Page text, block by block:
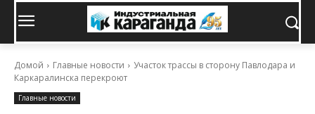
Домой Главные новости
Участок трассы в сторону Павлодара и
Каркаралинска перекроют
Главные новости